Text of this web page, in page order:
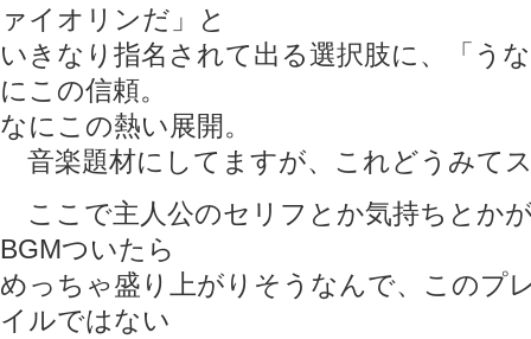
ァイオリンだ」と
いきなり指名されて出る選択肢に、「う
にこの信頼。
なにこの熱い展開。
音楽題材にしてますが、これどうみて
ここで主人公のセリフとか気持ちとか
BGMついたら
めっちゃ盛り上がりそうなんで、このプ
イルではない